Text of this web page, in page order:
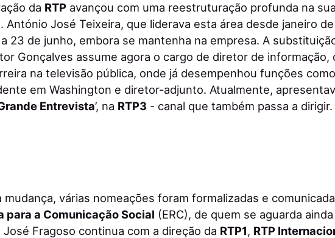
da RTP avançou com uma reestruturação profunda na
António José Teixeira, que liderava esta área desde janeiro
23 de junho, embora se mantenha na empresa. A
Gonçalves assume agora o cargo de diretor de informação,
na televisão pública, onde já desempenhou funções como
em Washington e diretor-adjunto. Atualmente,
Entrevista’, na RTP3 - canal que também passa a dirigir.
mudança, várias nomeações foram formalizadas e
para a Comunicação Social (ERC), de quem se aguarda
Fragoso continua com a direção da RTP1, RTP